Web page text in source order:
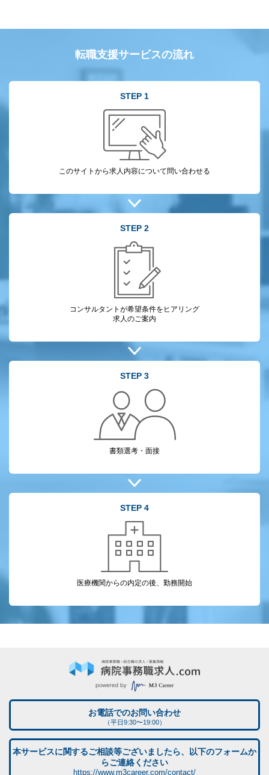
転職支援サービスの流れ
STEP 1
このサイトから求人内容について問い合わせる
STEP 2
コンサルタントが希望条件をヒアリング
求人のご案内
STEP 3
書類選考・面接
STEP 4
医療機関からの内定の後、勤務開始
お電話でのお問い合わせ
（平日9:30〜19:00）
本サービスに関するご相談等ございましたら、以下のフォームか
らご連絡ください
https://www.m3career.com/contact/